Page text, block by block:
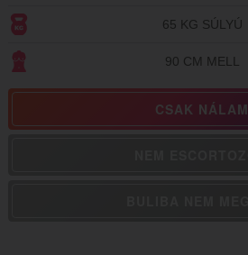
65 KG SÚLYÚ
90 CM MELL
CSAK NÁLAM